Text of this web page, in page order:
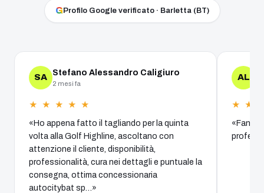
GProfilo Google verificato · Barletta (BT)
SA Stefano Alessandro Caligiuro
2 mesi fa
★ ★ ★ ★ ★
«Ho appena fatto il tagliando per la quinta
volta alla Golf Highline, ascoltano con
attenzione il cliente, disponibilità,
professionalità, cura nei dettagli e puntuale la
consegna, ottima concessionaria
autocitybat sp…»
AL
★ ★